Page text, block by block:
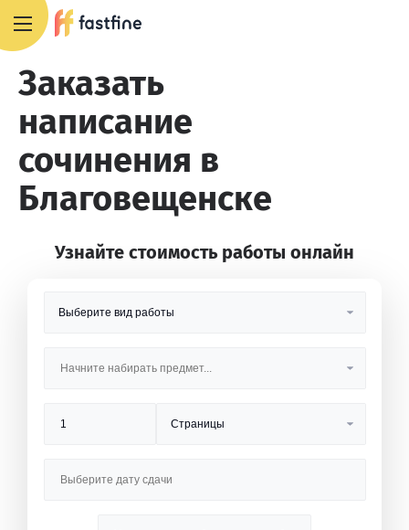
Заказать
написание
сочинения в
Благовещенске
Узнайте стоимость работы онлайн